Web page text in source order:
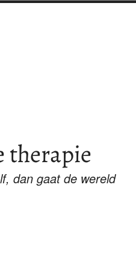
therapie
dan gaat de wereld